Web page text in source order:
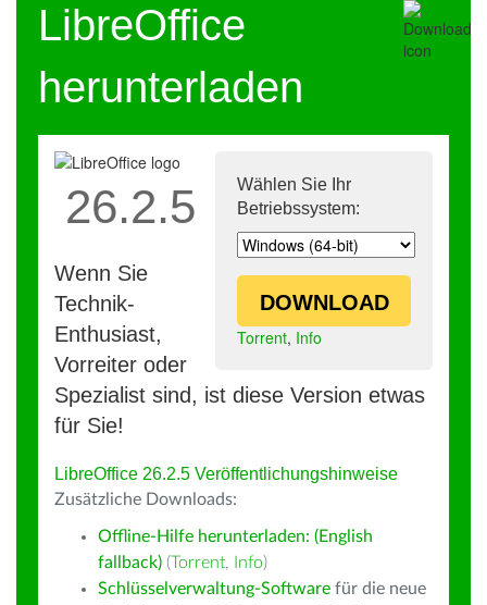
LibreOffice
herunterladen
Wählen Sie Ihr
Betriebssystem:
DOWNLOAD
Torrent, Info
26.2.5
Wenn Sie
Technik-
Enthusiast,
Vorreiter oder
Spezialist sind, ist diese Version etwas
für Sie!
LibreOffice 26.2.5 Veröffentlichungshinweise
Zusätzliche Downloads:
Offline-Hilfe herunterladen: (English
fallback) (Torrent, Info)
Schlüsselverwaltung-Software für die neue